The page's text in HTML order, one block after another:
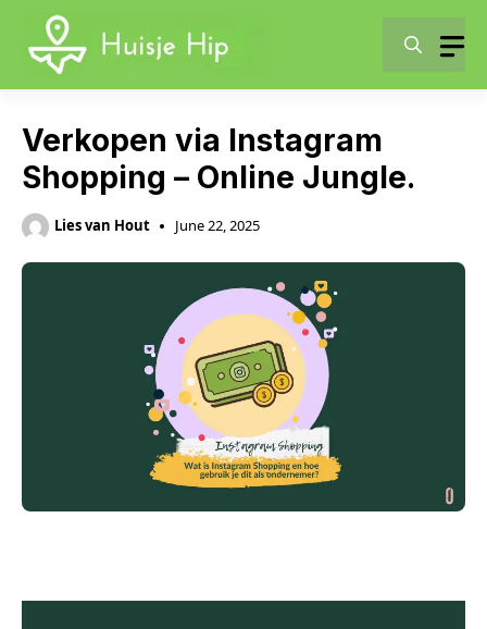
content
Verkopen via Instagram
Shopping – Online Jungle.
Lies van Hout June 22, 2025